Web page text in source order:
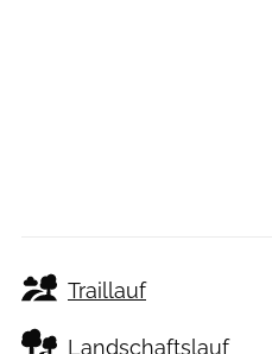
Traillauf
Landschaftslauf